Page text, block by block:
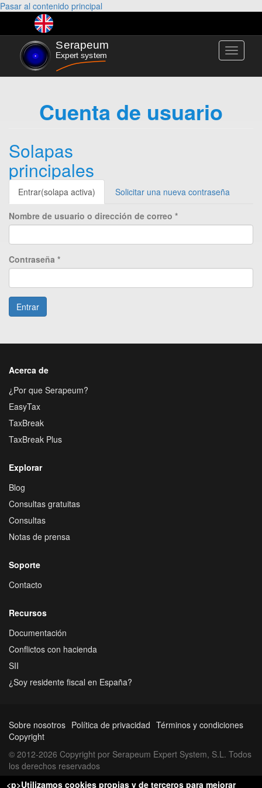
Pasar al contenido principal
Toggle
Cuenta de usuario
Solapas
principales
Entrar(solapa activa) Solicitar una nueva contraseña
Nombre de usuario o dirección de correo *
Contraseña *
Entrar
Acerca de
¿Por que Serapeum?
EasyTax
TaxBreak
TaxBreak Plus
Explorar
Blog
Consultas gratuitas
Consultas
Notas de prensa
Soporte
Contacto
Recursos
Documentación
Conflictos con hacienda
SII
¿Soy residente fiscal en España?
Sobre nosotros Política de privacidad Términos y condiciones
Copyright
© 2012-2026 Copyright por Serapeum Expert System, S.L. Todos
los derechos reservados
<p>Utilizamos cookies propias y de terceros para mejorar